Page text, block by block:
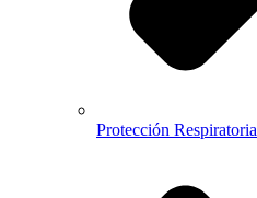
Protección Respiratoria